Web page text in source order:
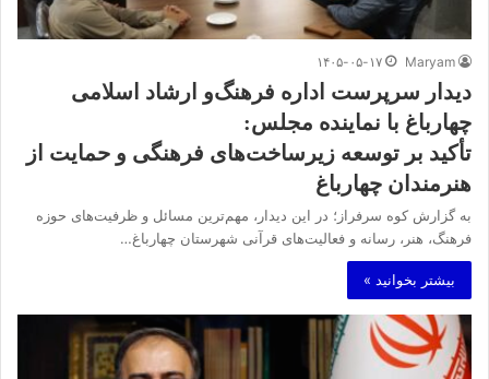
Maryam ۱۴۰۵-۰۵-۱۷
دیدار سرپرست اداره فرهنگ‌و ارشاد اسلامی
چهارباغ با نماینده مجلس:
تأکید بر توسعه زیرساخت‌های فرهنگی و حمایت از
هنرمندان چهارباغ
به گزارش کوه سرفراز؛ در این دیدار، مهم‌ترین مسائل و ظرفیت‌های حوزه
فرهنگ، هنر، رسانه و فعالیت‌های قرآنی شهرستان چهارباغ…
بیشتر بخوانید »